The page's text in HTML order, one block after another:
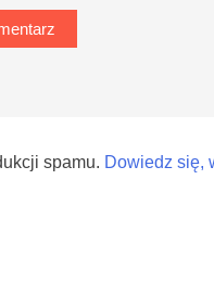
spamu. Dowiedz się,